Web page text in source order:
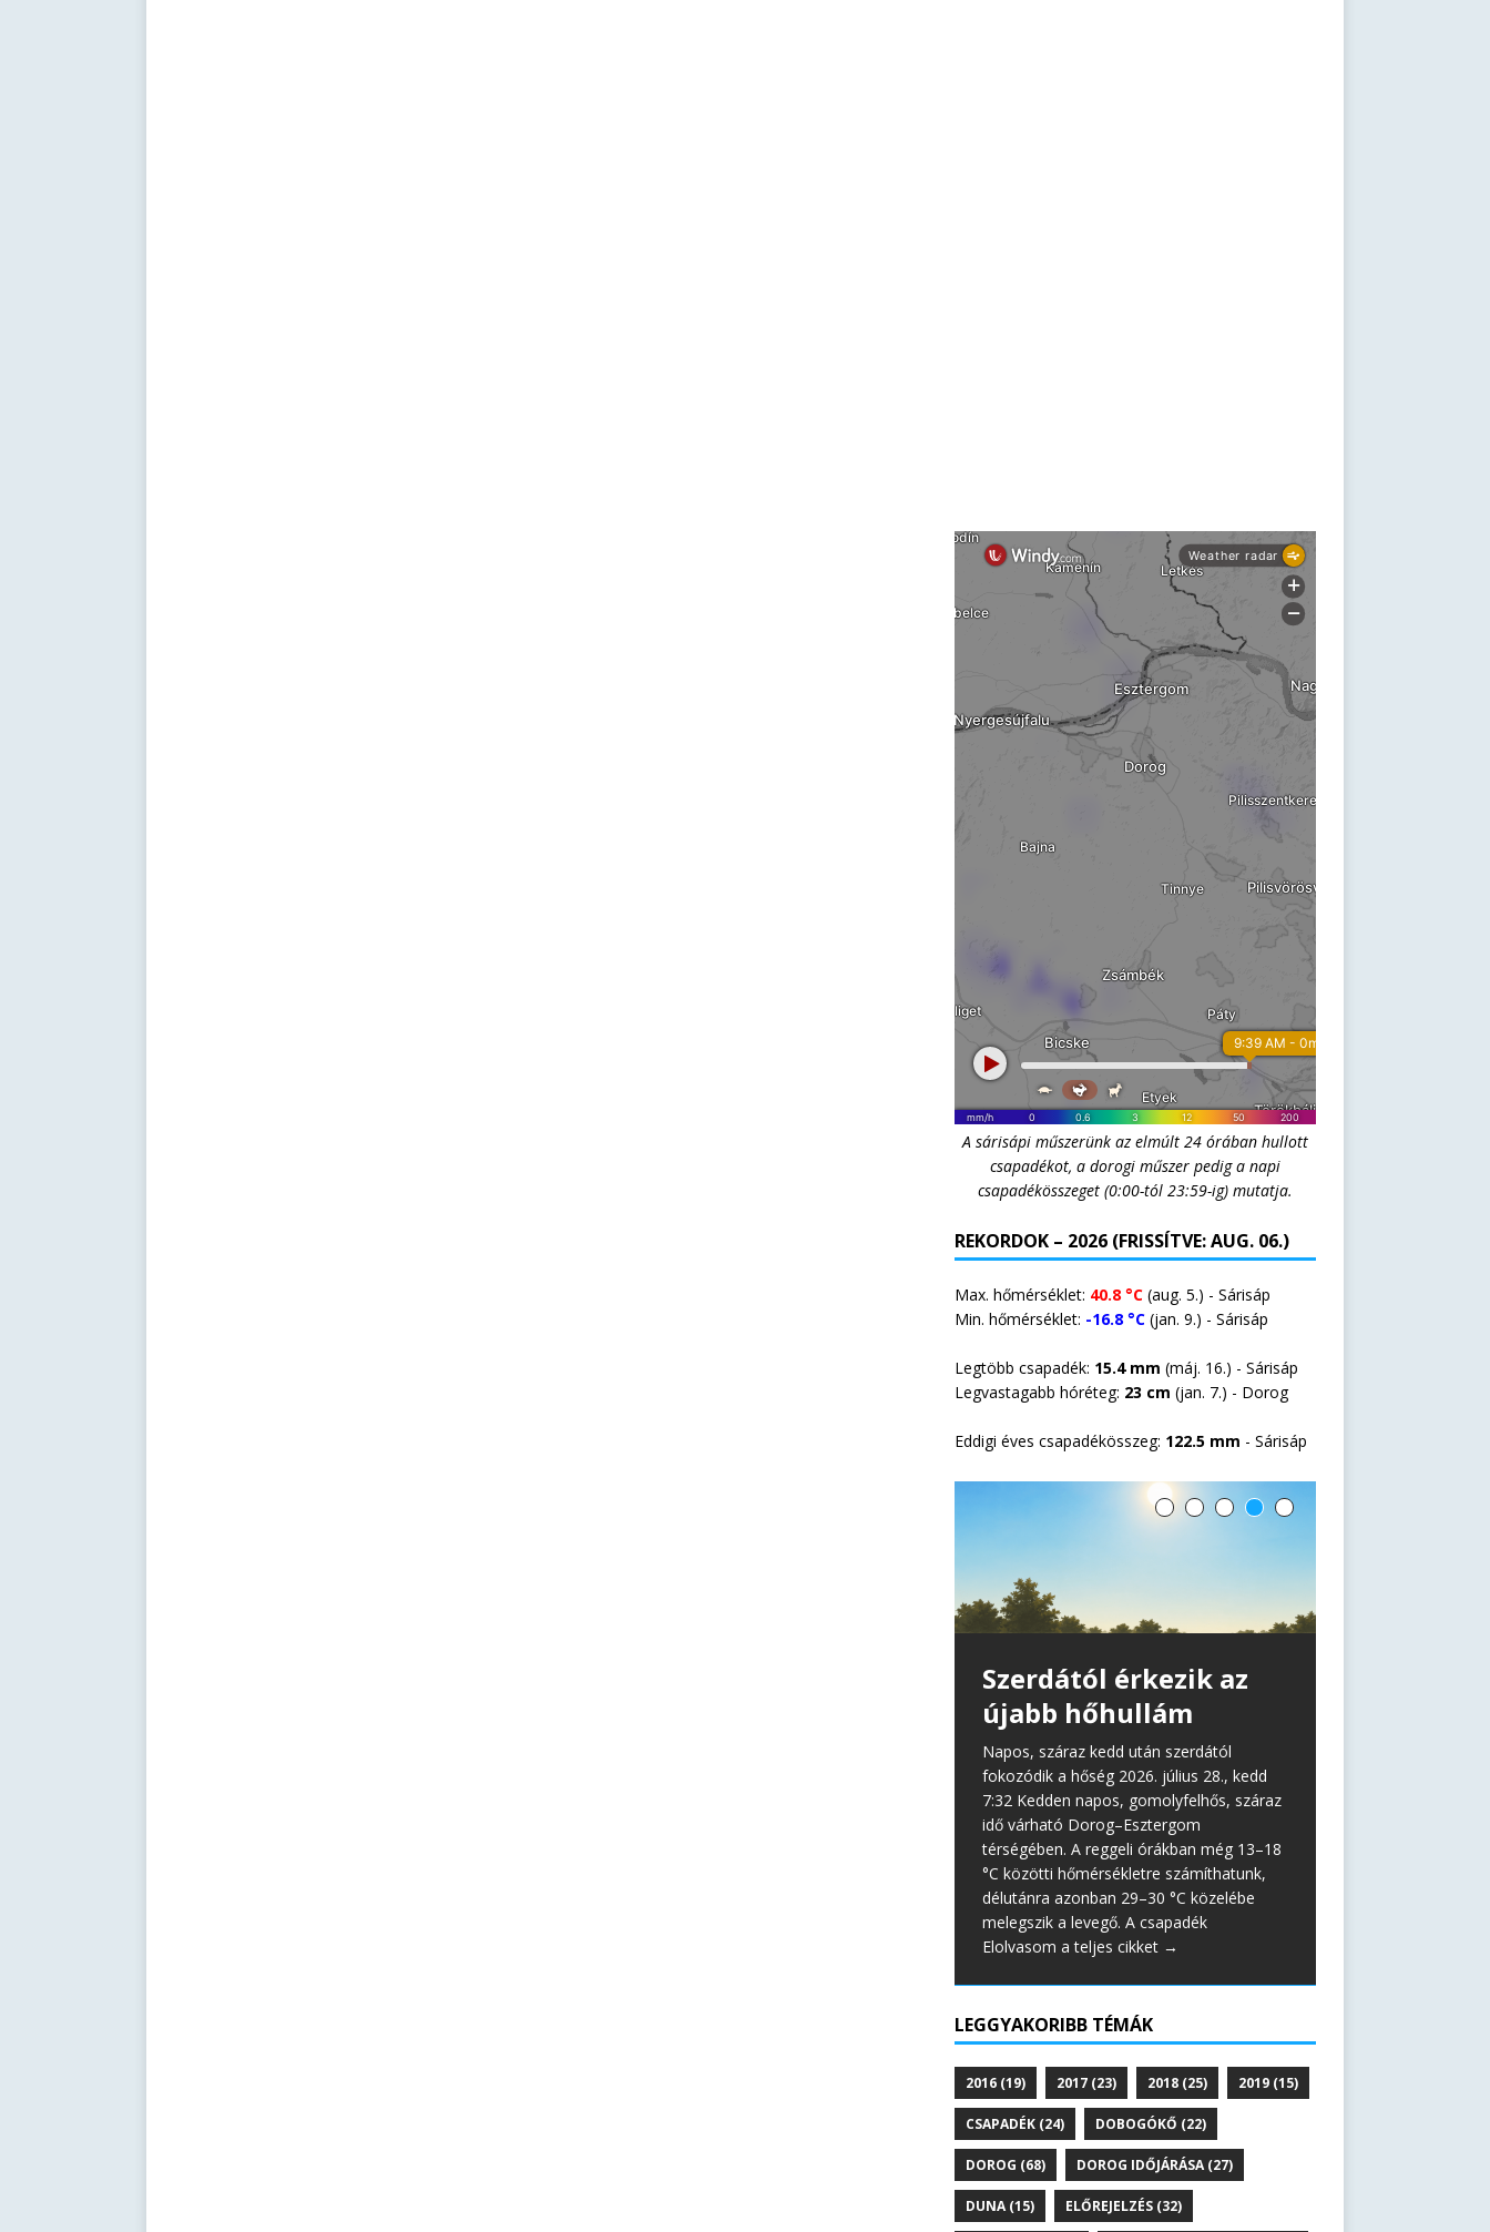
A sárisápi műszerünk az elmúlt 24 órában hullott
csapadékot, a dorogi műszer pedig a napi
csapadékösszeget (0:00-tól 23:59-ig) mutatja.
REKORDOK – 2026 (FRISSÍTVE: AUG. 06.)
Max. hőmérséklet: 40.8 °C(aug. 5.) - Sárisáp
Min. hőmérséklet: -16.8 °C(jan. 9.) - Sárisáp
Legtöbb csapadék: 15.4 mm (máj. 16.) - Sárisáp
Legvastagabb hóréteg: 23 cm (jan. 7.) - Dorog
Eddigi éves csapadékösszeg: 122.5 mm - Sárisáp
Szerdától érkezik az
újabb hőhullám
Napos, száraz kedd után szerdától
fokozódik a hőség 2026. július 28., kedd
7:32 Kedden napos, gomolyfelhős, száraz
idő várható Dorog–Esztergom
térségében. A reggeli órákban még 13–18
°C közötti hőmérsékletre számíthatunk,
délutánra azonban 29–30 °C közelébe
melegszik a levegő. A csapadék
Elolvasom a teljes cikket →
LEGGYAKORIBB TÉMÁK
2016(19) 2017(23) 2018(25) 2019(15)
CSAPADÉK(24) DOBOGÓKŐ (22)
DOROG (68) DOROG IDŐJÁRÁSA(27)
DUNA(15) ELŐREJELZÉS(32)